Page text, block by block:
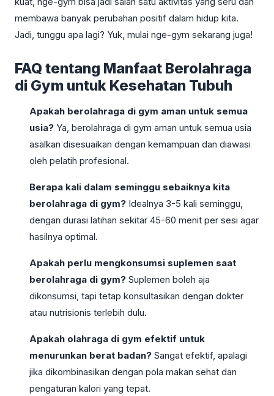
membawa banyak perubahan positif dalam hidup kita.
Jadi, tunggu apa lagi? Yuk, mulai nge-gym sekarang juga!
FAQ tentang Manfaat Berolahraga
di Gym untuk Kesehatan Tubuh
Apakah berolahraga di gym aman untuk semua
usia? Ya, berolahraga di gym aman untuk semua usia
asalkan disesuaikan dengan kemampuan dan diawasi
oleh pelatih profesional.
Berapa kali dalam seminggu sebaiknya kita
berolahraga di gym? Idealnya 3-5 kali seminggu,
dengan durasi latihan sekitar 45-60 menit per sesi agar
hasilnya optimal.
Apakah perlu mengkonsumsi suplemen saat
berolahraga di gym? Suplemen boleh aja
dikonsumsi, tapi tetap konsultasikan dengan dokter
atau nutrisionis terlebih dulu.
Apakah olahraga di gym efektif untuk
menurunkan berat badan? Sangat efektif, apalagi
jika dikombinasikan dengan pola makan sehat dan
pengaturan kalori yang tepat.